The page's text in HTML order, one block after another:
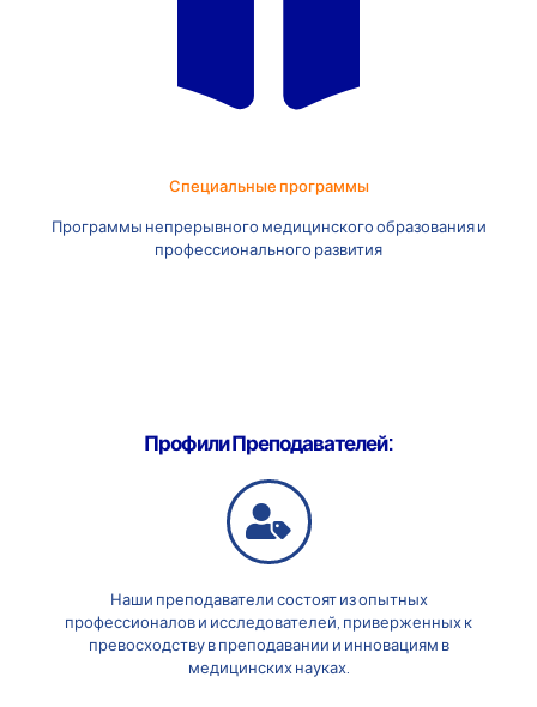
Специальные программы
Программы непрерывного медицинского образования и
профессионального развития
Профили Преподавателей:
Наши преподаватели состоят из опытных
профессионалов и исследователей, приверженных к
превосходству в преподавании и инновациям в
медицинских науках.